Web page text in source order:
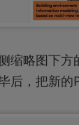
缩略图下方
后，把新的